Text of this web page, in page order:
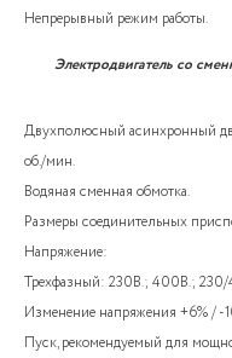
Непрерывный режим работы.
Электродвигатель со
Двухполюсный асинхронный
об./мин.
Водяная сменная обмотка.
Размеры соединительных
Напряжение:
Трехфазный: 230В.; 400В.;
Изменение напряжения +6% / -
Пуск, рекомендуемый для